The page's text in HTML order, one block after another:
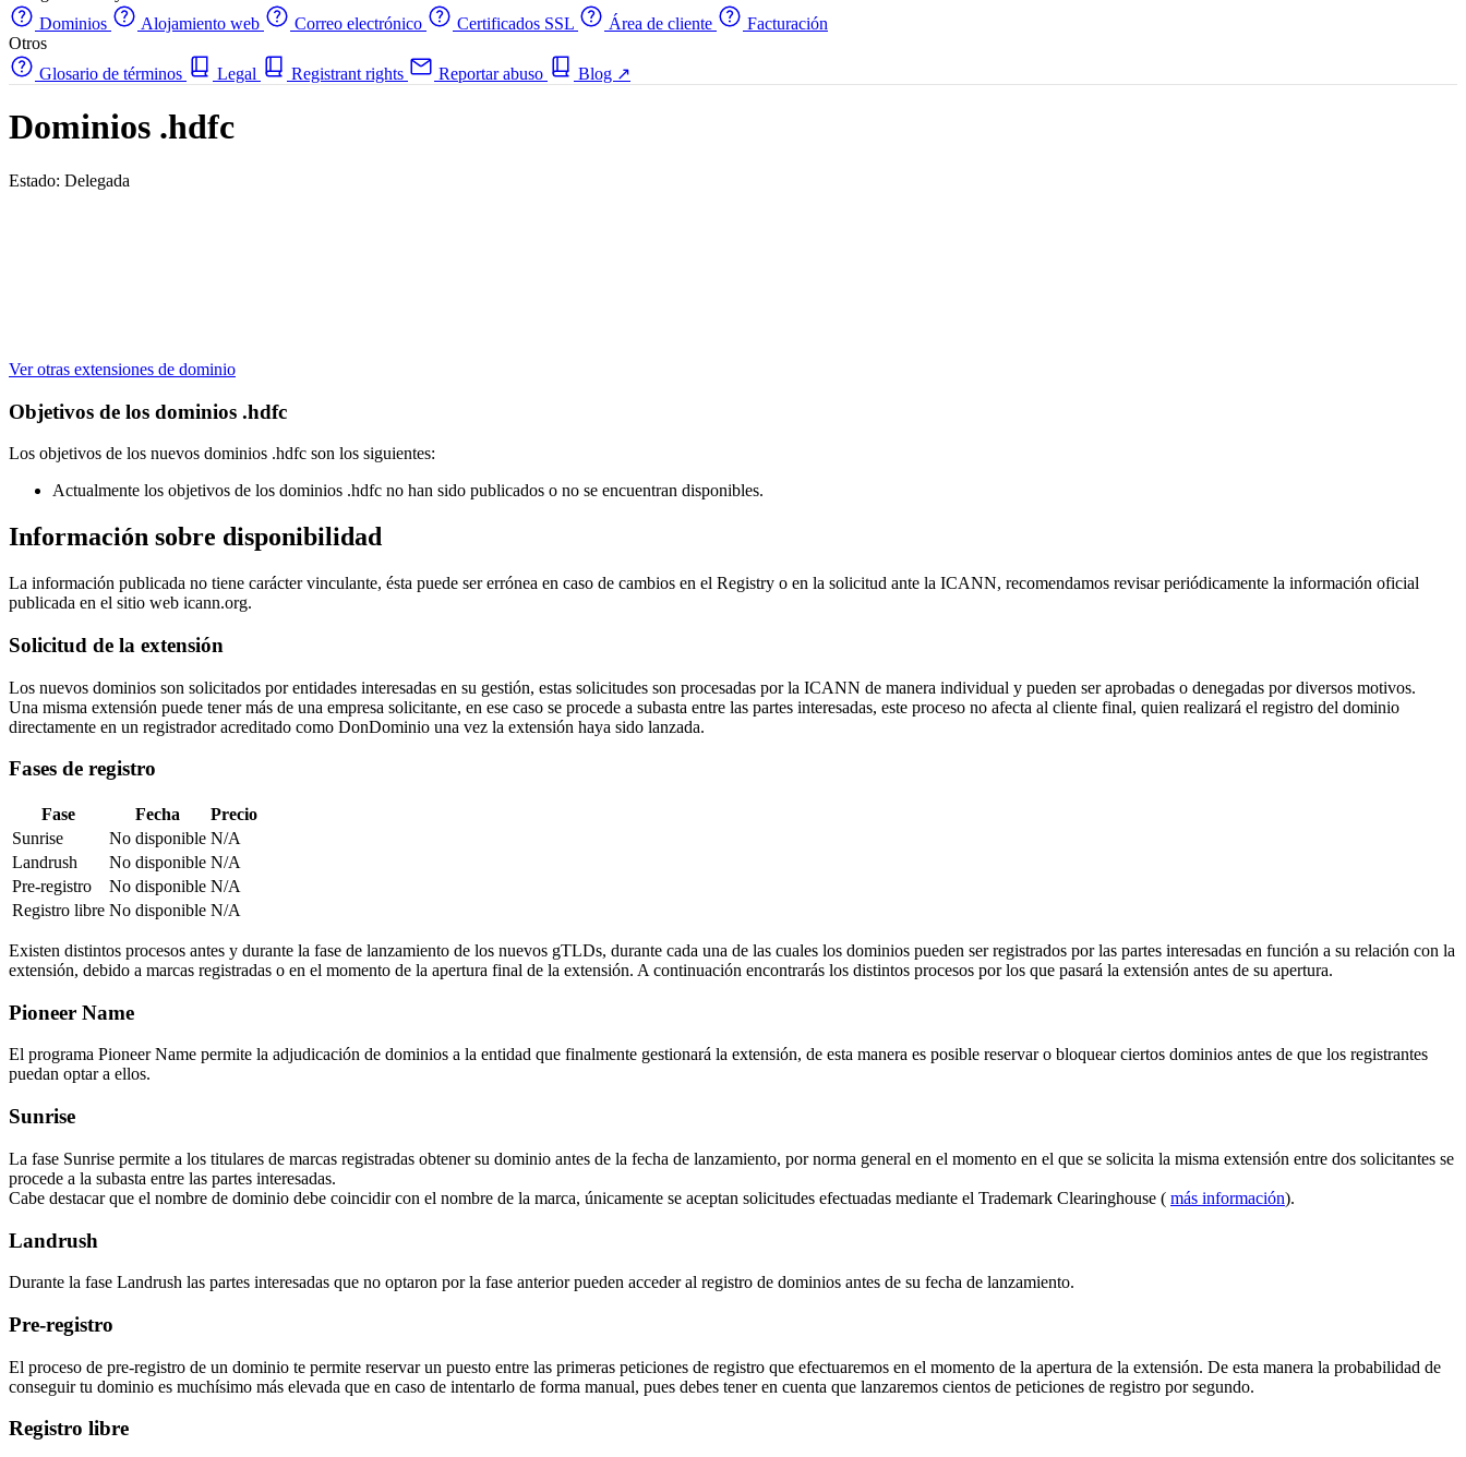
Dominios
Alojamiento web Correo electrónico Certificados SSL Área de cliente
Facturación
Otros
Glosario de términos
Legal Registrant rights Reportar abuso Blog ↗
Dominios .hdfc
Estado: Delegada
Ver otras extensiones de dominio
Objetivos de los dominios .hdfc
Los objetivos de los nuevos dominios .hdfc son los siguientes:
Actualmente los objetivos de los dominios .hdfc no han sido publicados o no se encuentran disponibles.
Información sobre disponibilidad
La información publicada no tiene carácter vinculante, ésta puede ser errónea en caso de cambios en el Registry o en la solicitud ante la ICANN, recomendamos revisar periódicamente la información oficial
publicada en el sitio web icann.org.
Solicitud de la extensión
Los nuevos dominios son solicitados por entidades interesadas en su gestión, estas solicitudes son procesadas por la ICANN de manera individual y pueden ser aprobadas o denegadas por diversos motivos.
Una misma extensión puede tener más de una empresa solicitante, en ese caso se procede a subasta entre las partes interesadas, este proceso no afecta al cliente final, quien realizará el registro del dominio
directamente en un registrador acreditado como DonDominio una vez la extensión haya sido lanzada.
Fases de registro
Fase Fecha
Precio
Sunrise
No disponible N/A
Landrush
No disponible N/A
Pre-registro
No disponible N/A
Registro libre No disponible N/A
Existen distintos procesos antes y durante la fase de lanzamiento de los nuevos gTLDs, durante cada una de las cuales los dominios pueden ser registrados por las partes interesadas en función a su relación con la
extensión, debido a marcas registradas o en el momento de la apertura final de la extensión. A continuación encontrarás los distintos procesos por los que pasará la extensión antes de su apertura.
Pioneer Name
El programa Pioneer Name permite la adjudicación de dominios a la entidad que finalmente gestionará la extensión, de esta manera es posible reservar o bloquear ciertos dominios antes de que los registrantes
puedan optar a ellos.
Sunrise
La fase Sunrise permite a los titulares de marcas registradas obtener su dominio antes de la fecha de lanzamiento, por norma general en el momento en el que se solicita la misma extensión entre dos solicitantes se
procede a la subasta entre las partes interesadas.
Cabe destacar que el nombre de dominio debe coincidir con el nombre de la marca, únicamente se aceptan solicitudes efectuadas mediante el Trademark Clearinghouse ( más información).
Landrush
Durante la fase Landrush las partes interesadas que no optaron por la fase anterior pueden acceder al registro de dominios antes de su fecha de lanzamiento.
Pre-registro
El proceso de pre-registro de un dominio te permite reservar un puesto entre las primeras peticiones de registro que efectuaremos en el momento de la apertura de la extensión. De esta manera la probabilidad de
conseguir tu dominio es muchísimo más elevada que en caso de intentarlo de forma manual, pues debes tener en cuenta que lanzaremos cientos de peticiones de registro por segundo.
Registro libre